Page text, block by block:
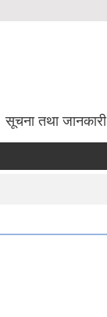
सूचना तथा जानकारी